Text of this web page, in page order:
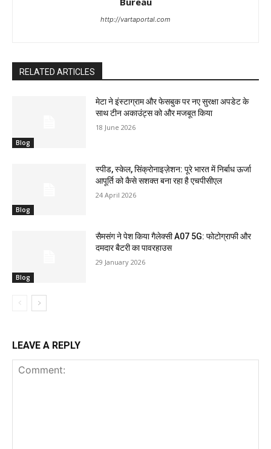
http://vartaportal.com
RELATED ARTICLES
Blog
मेटा ने इंस्टाग्राम और फेसबुक पर नए सुरक्षा अपडेट के
साथ टीन अकाउंट्स को और मजबूत किया
18 June 2026
Blog
स्पीड, स्केल, सिंक्रोनाइज़ेशन: पूरे भारत में निर्बाध ऊर्जा
आपूर्ति को कैसे सशक्त बना रहा है एचपीसीएल
24 April 2026
Blog
सैमसंग ने पेश किया गैलेक्सी A07 5G: फोटोग्राफी और
दमदार बैटरी का पावरहाउस
29 January 2026
LEAVE A REPLY